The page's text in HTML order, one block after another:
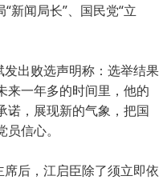
新闻局长”、国民党“立
出败选声明称：选举结果
来一年多的时间里，他的
诺，展现新的气象，把国
信心。
后，江启臣除了须立即依